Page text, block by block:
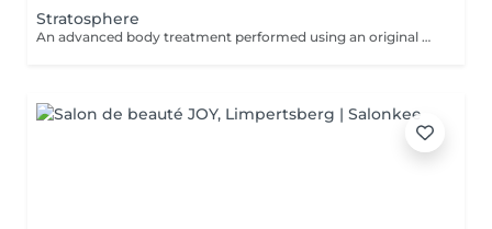
Stratosphere
An advanced body treatment performed using an original German-engineered device Stratoshere® designed to improve skin quality, stimulate circulation, and support body contouring. The procedure combines mechanical stimulation and compression techniques, working deeply on the tissues to activate lymphatic drainage and enhance metabolic processes. This technology allows for precise, controlled, and effective treatment, delivering visible results while maintaining a high level of comfort. BENEFITS: - Improves skin firmness and elasticity - Reduces the appearance of cellulite - Stimulates lymphatic drainage - Improves circulation - Helps reduce fluid retention - Supports body contouring INDICATIONS: - Cellulite - Loss of skin tone - Fluid retention / swelling - Uneven skin texture - Sluggish circulation CONTRAINDICATIONS: - Pregnancy - Acute inflammatory or infectious conditions - Skin lesions in the treatment area - Thrombosis / thrombophlebitis - Oncological conditions - Severe cardiovascular disorders TREATMENT COURSE & FREQUENCY: Course: 6-10 sessions is recommended for optimal results. Frequency: 2 times per week, depending on the protocol. Maintenance sessions may be recommended once every 2 weeks. A personalised treatment plan will be recommended during consultation.